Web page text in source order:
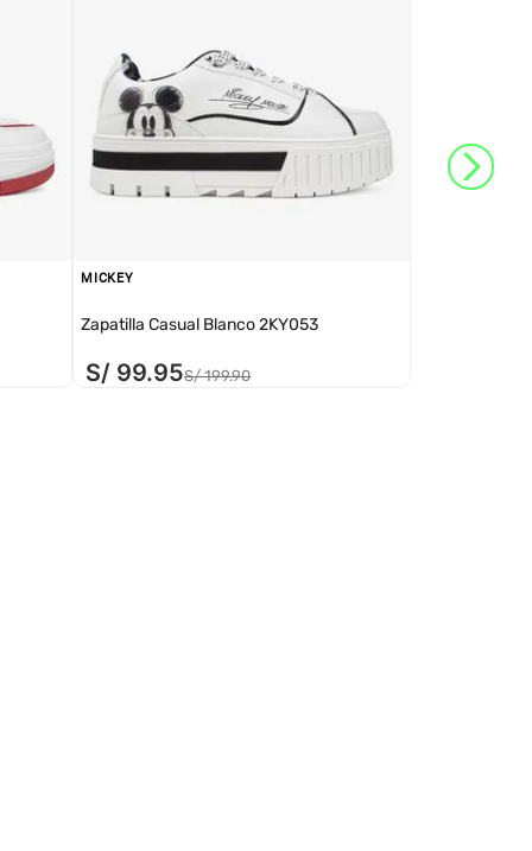
MICKEY
Zapatilla Casual Blanco 2KY053
S/ 99.95S/ 199.90